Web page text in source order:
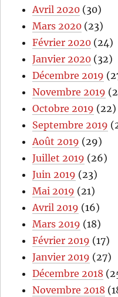
Avril 2020 (30)
Mars 2020 (23)
Février 2020 (24)
Janvier 2020 (32)
Décembre 2019
Novembre 2019
Octobre 2019 (22)
Septembre 2019
Août 2019 (29)
Juillet 2019 (26)
Juin 2019 (23)
Mai 2019 (21)
Avril 2019 (16)
Mars 2019 (18)
Février 2019 (17)
Janvier 2019 (27)
Décembre 2018
Novembre 2018